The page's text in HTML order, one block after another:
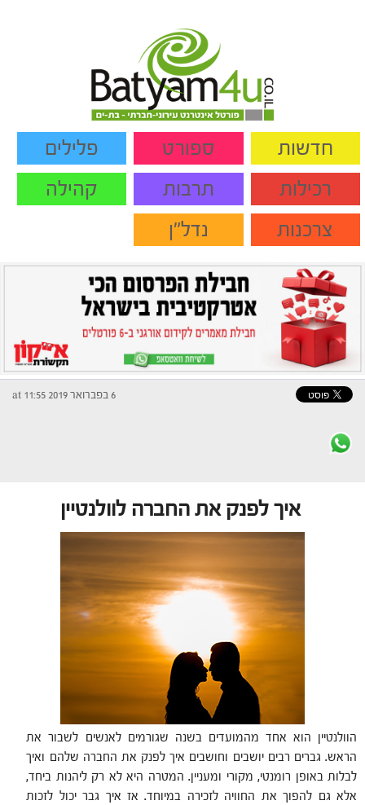
חדשות ספורט
פלילים
רכילות
תרבות
קהילה
צרכנות
נדל"ן
6 בפברואר 2019 at 11:55
איך לפנק את החברה לוולנטיין
הוולנטיין הוא אחד מהמועדים בשנה שגורמים לאנשים לשבור את
הראש. גברים רבים יושבים וחושבים איך לפנק את החברה שלהם ואיך
לבלות באופן רומנטי, מקורי ומעניין. המטרה היא לא רק ליהנות ביחד,
אלא גם להפוך את החוויה לזכירה במיוחד. אז איך גבר יכול לזכות